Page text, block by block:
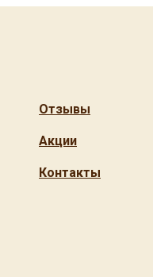
Отзывы
Акции
Контакты